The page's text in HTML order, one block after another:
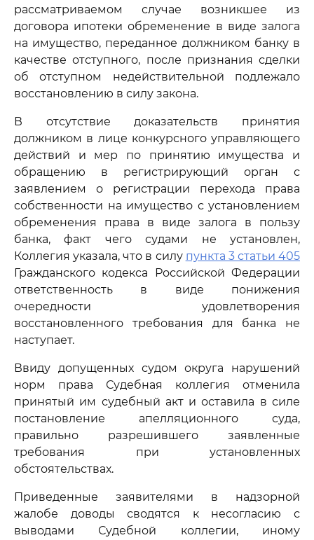
рассматриваемом случае возникшее из
договора ипотеки обременение в виде залога
на имущество, переданное должником банку в
качестве отступного, после признания сделки
об отступном недействительной подлежало
восстановлению в силу закона.
В отсутствие доказательств принятия
должником в лице конкурсного управляющего
действий и мер по принятию имущества и
обращению в регистрирующий орган с
заявлением о регистрации перехода права
собственности на имущество с установлением
обременения права в виде залога в пользу
банка, факт чего судами не установлен,
Коллегия указала, что в силу пункта 3 статьи 405
Гражданского кодекса Российской Федерации
ответственность в виде понижения
очередности удовлетворения
восстановленного требования для банка не
наступает.
Ввиду допущенных судом округа нарушений
норм права Судебная коллегия отменила
принятый им судебный акт и оставила в силе
постановление апелляционного суда,
правильно разрешившего заявленные
требования при установленных
обстоятельствах.
Приведенные заявителями в надзорной
жалобе доводы сводятся к несогласию с
выводами Судебной коллегии, иному